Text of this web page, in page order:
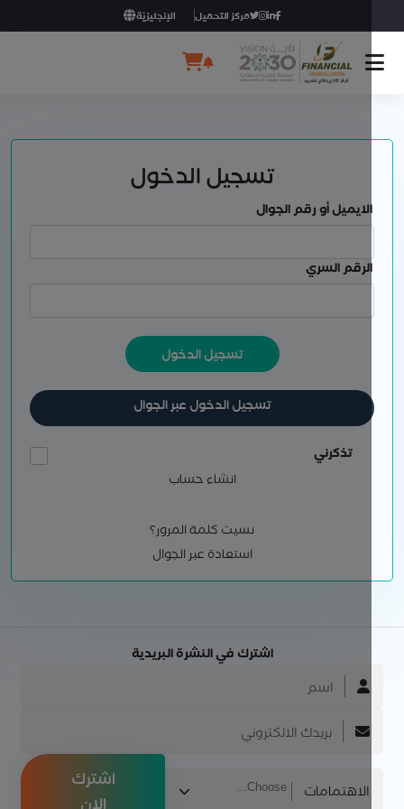
مركز التحميل الإنجليزيّة
تسجيل الدخول
الايميل أو رقم الجوال
الرقم السري
تسجيل الدخول
تسجيل الدخول عبر الجوال
تذكرني
انشاء حساب
نسيت كلمة المرور؟
استعادة عبر الجوال
اشترك في النشرة البريدية
الاهتمامات
اشترك